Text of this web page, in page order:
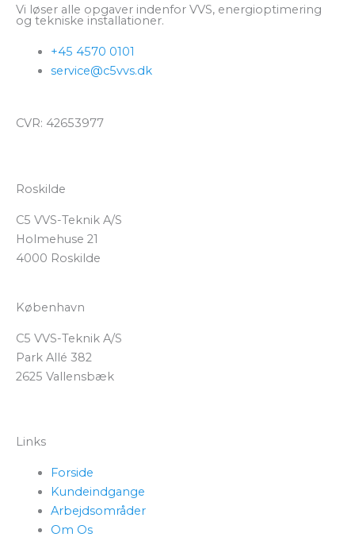
Vi løser alle opgaver indenfor VVS, energioptimering
og tekniske installationer.
+45 4570 0101
service@c5vvs.dk
CVR: 42653977
Roskilde
C5 VVS-Teknik A/S
Holmehuse 21
4000 Roskilde
København
C5 VVS-Teknik A/S
Park Allé 382
2625 Vallensbæk
Links
Forside
Kundeindgange
Arbejdsområder
Om Os